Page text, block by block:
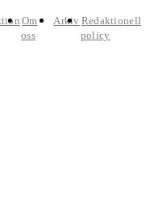
Om
oss
Arkiv Redaktionell
policy